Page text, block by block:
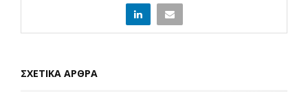
ΣΧΕΤΙΚΑ ΑΡΘΡΑ